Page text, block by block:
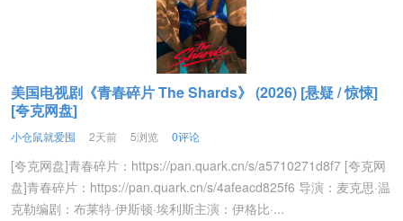
美国电视剧《青春碎片 The Shards》 (2026) [悬疑 / 惊悚]
[夸克网盘]
小仓鼠就爱囤 2天前 5浏览 0评论
[夸克网盘]青春碎片：https://pan.quark.cn/s/a5710271d8f7 [夸克网
盘]青春碎片：https://pan.quark.cn/s/4afeacd825f6 导演：麦克思·温
克勒编剧：布莱特·伊斯顿·埃利斯主演：伊格比·...